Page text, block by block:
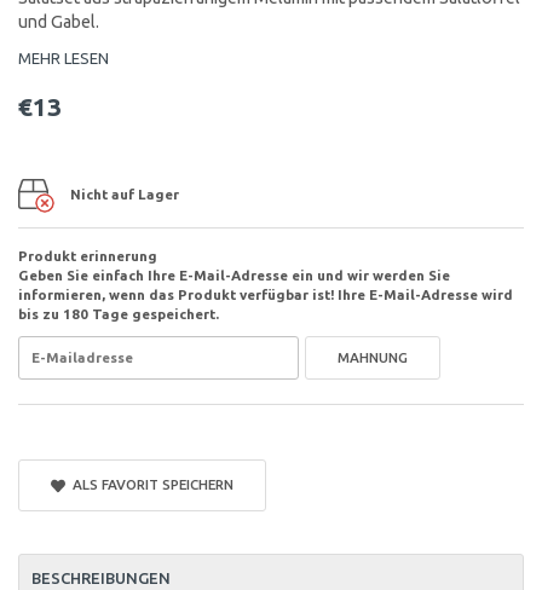
und Gabel.
MEHR LESEN
€13
Nicht auf Lager
Produkt erinnerung
Geben Sie einfach Ihre E-Mail-Adresse ein und wir werden Sie
informieren, wenn das Produkt verfügbar ist! Ihre E-Mail-Adresse wird
bis zu 180 Tage gespeichert.
MAHNUNG
ALS FAVORIT SPEICHERN
BESCHREIBUNGEN